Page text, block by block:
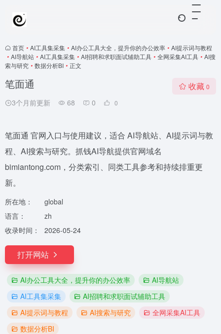
首页 • AI工具集采集 • AI办公工具大全，提升你的办公效率 • AI提示词与教程
• AI导航站 • AI工具集采集 • AI招聘和求职面试辅助工具 • 全网采集AI工具 • AI搜
索与研究 • 数据分析BI • 正文
笔面通
3个月前更新 68 0 0
收藏 0
笔面通 官网入口与使用建议，适合 AI导航站、AI提示词与教
程、AI搜索与研究。抓钱AI导航提供官网域名
bimiantong.com，分类索引、同类工具参考和持续排重更
新。
所在地：
global
语言：
zh
收录时间：
2026-05-24
打开网站
AI办公工具大全，提升你的办公效率
AI导航站
AI工具集采集
AI招聘和求职面试辅助工具
AI提示词与教程
AI搜索与研究
全网采集AI工具
数据分析BI